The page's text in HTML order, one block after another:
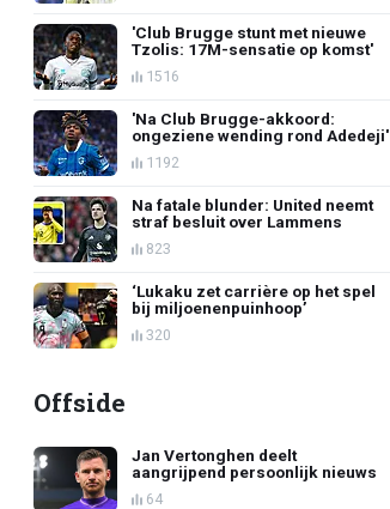
'Club Brugge stunt met nieuwe
Tzolis: 17M-sensatie op komst'
1516
'Na Club Brugge-akkoord:
ongeziene wending rond Adedeji'
1192
Na fatale blunder: United neemt
straf besluit over Lammens
823
‘Lukaku zet carrière op het spel
bij miljoenenpuinhoop’
320
Offside
Jan Vertonghen deelt
aangrijpend persoonlijk nieuws
64